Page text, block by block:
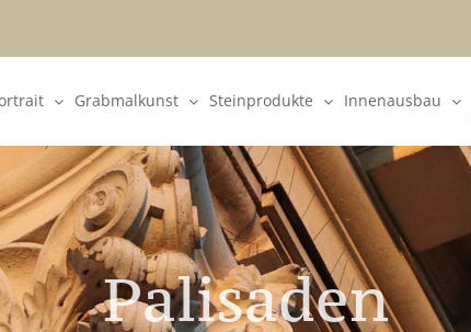
Grabmalkunst Steinprodukte Innenausbau
Palisaden